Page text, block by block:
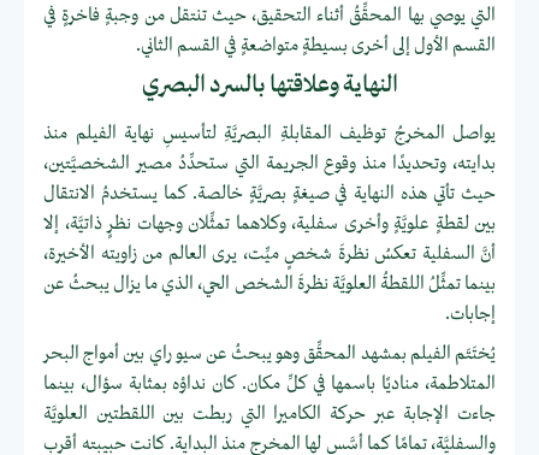
التي يوصي بها المحقِّقُ أثناء التحقيق، حيث تنتقل من وجبةٍ فاخرةٍ في
القسم الأول إلى أخرى بسيطةٍ متواضعةٍ في القسم الثاني.
النهاية وعلاقتها بالسرد البصري
يواصل المخرجُ توظيف المقابلةِ البصريَّةِ لتأسيسِ نهاية الفيلم منذ
بدايته، وتحديدًا منذ وقوع الجريمة التي ستحدِّدُ مصير الشخصيَّتين،
حيث تأتي هذه النهاية في صيغةٍ بصريَّةٍ خالصة. كما يستخدمُ الانتقال
بين لقطةٍ علويَّةٍ وأخرى سفلية، وكلاهما تمثِّلان وجهات نظرٍ ذاتيَّة، إلا
أنَّ السفلية تعكسُ نظرةَ شخصٍ ميِّت، يرى العالم من زاويته الأخيرة،
بينما تمثِّلُ اللقطةُ العلويَّة نظرةَ الشخص الحي، الذي ما يزال يبحثُ عن
إجابات.
يُختَتَم الفيلم بمشهد المحقِّق وهو يبحثُ عن سيو راي بين أمواج البحر
المتلاطمة، مناديًا باسمها في كلِّ مكان. كان نداؤه بمثابة سؤال، بينما
جاءت الإجابة عبر حركة الكاميرا التي ربطت بين اللقطتين العلويَّة
والسفليَّة، تمامًا كما أسَّس لها المخرج منذ البداية. كانت حبيبته أقرب